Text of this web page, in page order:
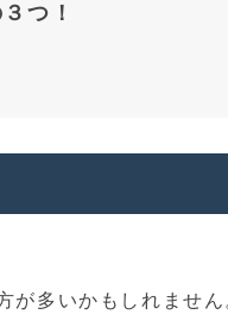
つ！
が多いかもしれませ